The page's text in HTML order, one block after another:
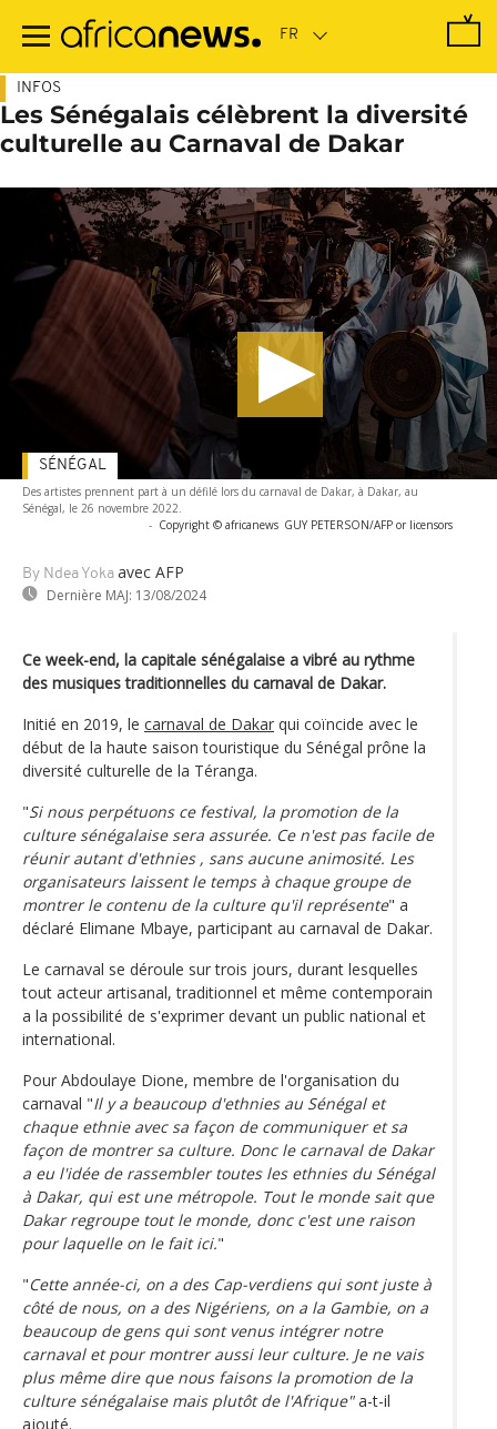
contenu
INFOS
Les Sénégalais célèbrent la diversité
culturelle au Carnaval de Dakar
Des artistes prennent part à un défilé lors du carnaval de Dakar, à Dakar, au
Sénégal, le 26 novembre 2022.
- Copyright © africanews GUY PETERSON/AFP or licensors
By Ndea Yoka avec AFP
Dernière MAJ: 13/08/2024
SÉNÉGAL
Ce week-end, la capitale sénégalaise a vibré au rythme
des musiques traditionnelles du carnaval de Dakar.
Initié en 2019, le carnaval de Dakar qui coïncide avec le
début de la haute saison touristique du Sénégal prône la
diversité culturelle de la Téranga.
"Si nous perpétuons ce festival, la promotion de la
culture sénégalaise sera assurée. Ce n'est pas facile de
réunir autant d'ethnies , sans aucune animosité. Les
organisateurs laissent le temps à chaque groupe de
montrer le contenu de la culture qu'il représente" a
déclaré Elimane Mbaye, participant au carnaval de Dakar.
Le carnaval se déroule sur trois jours, durant lesquelles
tout acteur artisanal, traditionnel et même contemporain
a la possibilité de s'exprimer devant un public national et
international.
Pour Abdoulaye Dione, membre de l'organisation du
carnaval "Il y a beaucoup d'ethnies au Sénégal et
chaque ethnie avec sa façon de communiquer et sa
façon de montrer sa culture. Donc le carnaval de Dakar
a eu l'idée de rassembler toutes les ethnies du Sénégal
à Dakar, qui est une métropole. Tout le monde sait que
Dakar regroupe tout le monde, donc c'est une raison
pour laquelle on le fait ici."
"Cette année-ci, on a des Cap-verdiens qui sont juste à
côté de nous, on a des Nigériens, on a la Gambie, on a
beaucoup de gens qui sont venus intégrer notre
carnaval et pour montrer aussi leur culture. Je ne vais
plus même dire que nous faisons la promotion de la
culture sénégalaise mais plutôt de l'Afrique"a-t-il
ajouté.